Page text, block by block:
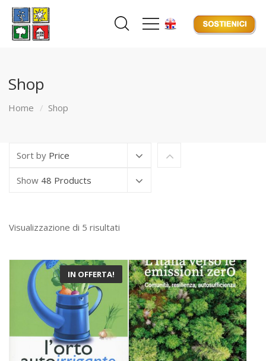
Shop
Home Shop
Sort by Price
Show 48 Products
Visualizzazione di 5 risultati
IN OFFERTA!